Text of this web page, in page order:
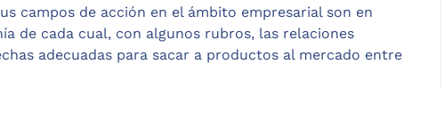
campos de acción en el ámbito empresarial son en
de cada cual, con algunos rubros, las relaciones
adecuadas para sacar a productos al mercado entre